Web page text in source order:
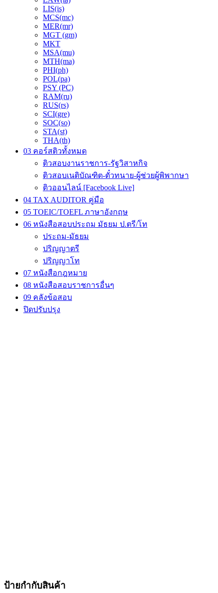
LIS(is)
MCS(mc)
MER(mr)
MGT (gm)
MKT
MSA(mu)
MTH(ma)
PHI(ph)
POL(pa)
PSY (PC)
RAM(ru)
RUS(rs)
SCI(gre)
SOC(so)
STA(st)
THA(th)
03 คอร์สติวทั้งหมด
ติวสอบงานราชการ-รัฐวิสาหกิจ
ติวสอบเนติบัณฑิต-ตั๋วทนาย-ผู้ช่วยผู้พิพากษา
ติวออนไลน์ [Facebook Live]
04 TAX AUDITOR คู่มือ
05 TOEIC/TOEFL ภาษาอังกฤษ
06 หนังสือสอบประถม มัธยม ป.ตรี/โท
ประถม-มัธยม
ปริญญาตรี
ปริญญาโท
07 หนังสือกฎหมาย
08 หนังสือสอบราชการอื่นๆ
09 คลังข้อสอบ
ปิดปรับปรุง
ป้ายกำกับสินค้า